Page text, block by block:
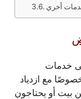
أخري
خدمات
مع ازدياد
بيت أو يحتاجون